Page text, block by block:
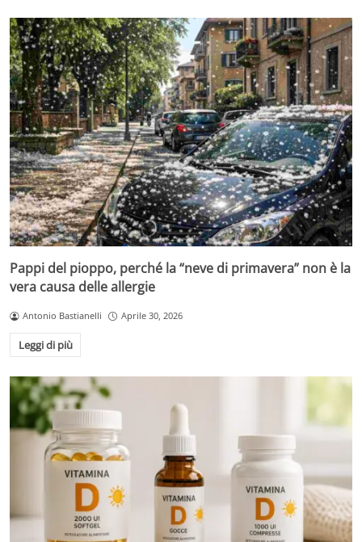
Pappi del pioppo, perché la “neve di primavera” non è la
vera causa delle allergie
Antonio Bastianelli Aprile 30, 2026
Leggi di più